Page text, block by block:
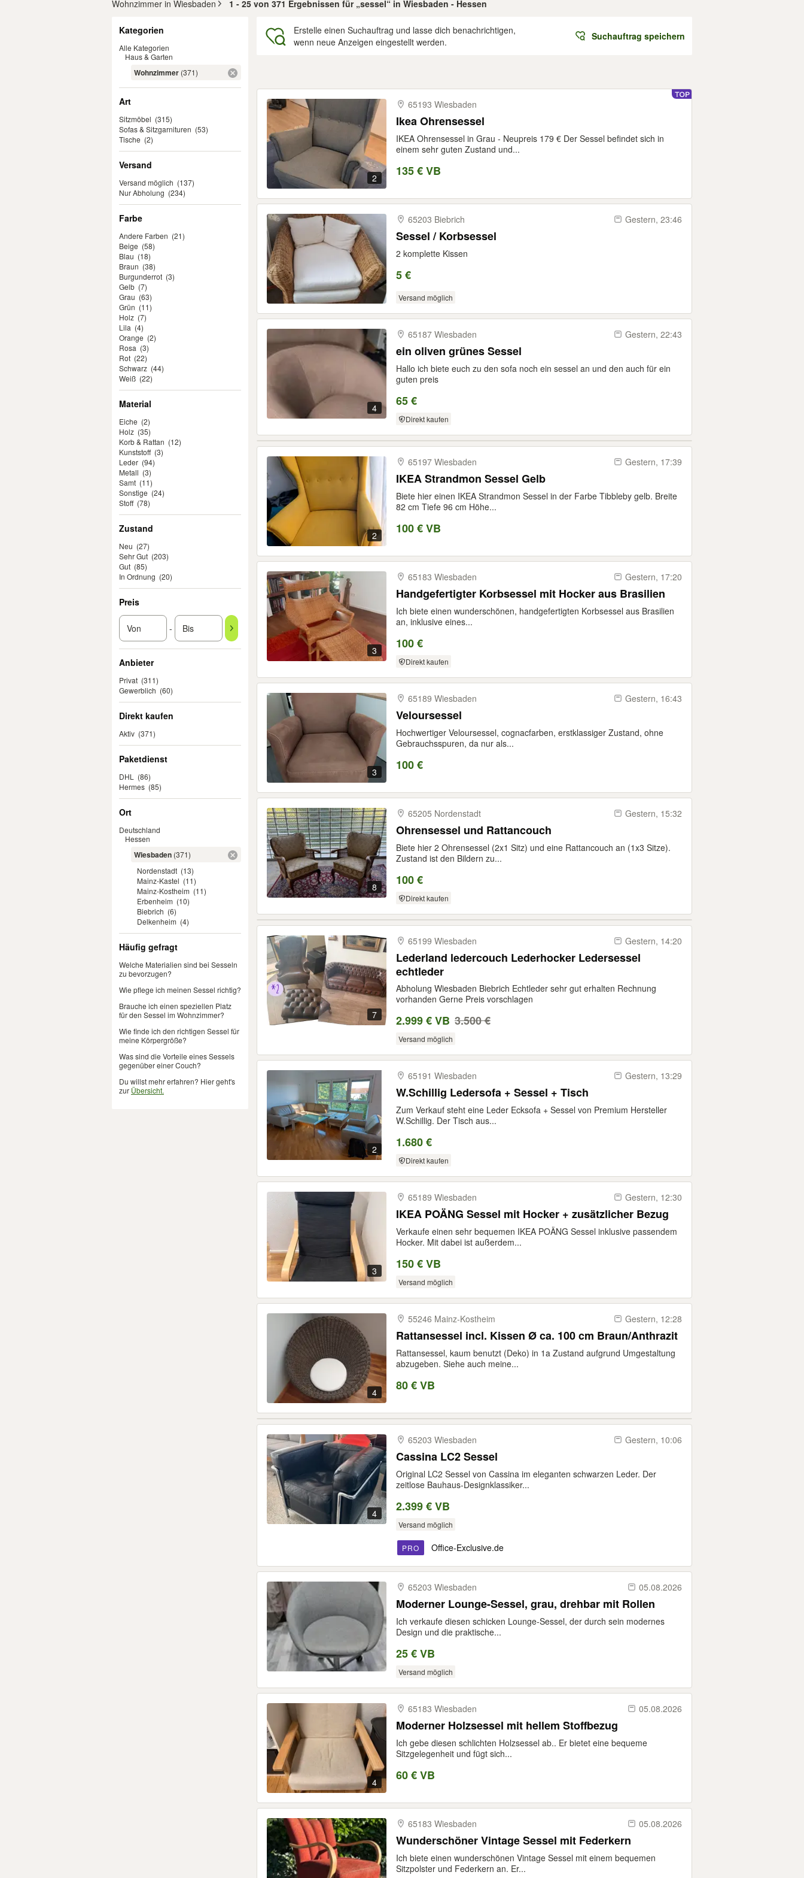
Wohnzimmer in Wiesbaden
1 - 25 von 371 Ergebnissen für „sessel“ in Wiesbaden - Hessen
Kategorien
Alle Kategorien
Haus & Garten
Wohnzimmer (371)
Art
Sitzmöbel (315)
Sofas & Sitzgarnituren (53)
Tische (2)
Versand
Versand möglich (137)
Nur Abholung (234)
Farbe
Andere Farben (21)
Beige (58)
Blau (18)
Braun (38)
Burgunderrot (3)
Gelb (7)
Grau (63)
Grün (11)
Holz (7)
Lila (4)
Orange (2)
Rosa (3)
Rot (22)
Schwarz (44)
Weiß (22)
Material
Eiche (2)
Holz (35)
Korb & Rattan (12)
Kunststoff (3)
Leder (94)
Metall (3)
Samt (11)
Sonstige (24)
Stoff (78)
Zustand
Neu (27)
Sehr Gut (203)
Gut (85)
In Ordnung (20)
Preis
-
Anbieter
Privat (311)
Gewerblich (60)
Direkt kaufen
Aktiv (371)
Paketdienst
DHL
(86)
Hermes (85)
Ort
Deutschland
Hessen
Wiesbaden (371)
Nordenstadt (13)
Mainz-Kastel (11)
Mainz-Kostheim (11)
Erbenheim (10)
Biebrich (6)
Delkenheim (4)
Häufig gefragt
Welche Materialien sind bei Sesseln
zu bevorzugen?
Wie pflege ich meinen Sessel richtig?
Brauche ich einen speziellen Platz
für den Sessel im Wohnzimmer?
Wie finde ich den richtigen Sessel für
meine Körpergröße?
Was sind die Vorteile eines Sessels
gegenüber einer Couch?
Du willst mehr erfahren? Hier geht's
zur Übersicht.
Erstelle einen Suchauftrag und lasse dich benachrichtigen,
wenn neue Anzeigen eingestellt werden.
Suchauftrag speichern
2
65193 Wiesbaden
Ikea Ohrensessel
IKEA Ohrensessel in Grau - Neupreis 179 € Der Sessel befindet sich in
einem sehr guten Zustand und...
135 € VB
65203 Biebrich Gestern, 23:46
Sessel / Korbsessel
2 komplette Kissen
5 €
Versand möglich
4
65187 Wiesbaden Gestern, 22:43
ein oliven grünes Sessel
Hallo ich biete euch zu den sofa noch ein sessel an und den auch für ein
guten preis
65 €
Direkt kaufen
2
65197 Wiesbaden Gestern, 17:39
IKEA Strandmon Sessel Gelb
Biete hier einen IKEA Strandmon Sessel in der Farbe Tibbleby gelb. Breite
82 cm Tiefe 96 cm Höhe...
100 € VB
3
65183 Wiesbaden Gestern, 17:20
Handgefertigter Korbsessel mit Hocker aus Brasilien
Ich biete einen wunderschönen, handgefertigten Korbsessel aus Brasilien
an, inklusive eines...
100 €
Direkt kaufen
3
65189 Wiesbaden Gestern, 16:43
Veloursessel
Hochwertiger Veloursessel, cognacfarben, erstklassiger Zustand, ohne
Gebrauchsspuren, da nur als...
100 €
8
65205 Nordenstadt Gestern, 15:32
Ohrensessel und Rattancouch
Biete hier 2 Ohrensessel (2x1 Sitz) und eine Rattancouch an (1x3 Sitze).
Zustand ist den Bildern zu...
100 €
Direkt kaufen
7
65199 Wiesbaden Gestern, 14:20
Lederland ledercouch Lederhocker Ledersessel
echtleder
Abholung Wiesbaden Biebrich Echtleder sehr gut erhalten Rechnung
vorhanden Gerne Preis vorschlagen
2.999 € VB 3.500 €
Versand möglich
2
65191 Wiesbaden Gestern, 13:29
W.Schillig Ledersofa + Sessel + Tisch
Zum Verkauf steht eine Leder Ecksofa + Sessel von Premium Hersteller
W.Schillig. Der Tisch aus...
1.680 €
Direkt kaufen
3
65189 Wiesbaden Gestern, 12:30
IKEA POÄNG Sessel mit Hocker + zusätzlicher Bezug
Verkaufe einen sehr bequemen IKEA POÄNG Sessel inklusive passendem
Hocker. Mit dabei ist außerdem...
150 € VB
Versand möglich
4
55246 Mainz-​Kostheim Gestern, 12:28
Rattansessel incl. Kissen Ø ca. 100 cm Braun/Anthrazit
Rattansessel, kaum benutzt (Deko) in 1a Zustand aufgrund Umgestaltung
abzugeben. Siehe auch meine...
80 € VB
4
65203 Wiesbaden Gestern, 10:06
Cassina LC2 Sessel
Original LC2 Sessel von Cassina im eleganten schwarzen Leder. Der
zeitlose Bauhaus-Designklassiker...
2.399 € VB
Versand möglich
PRO Office-Exclusive.de
65203 Wiesbaden 05.08.2026
Moderner Lounge-Sessel, grau, drehbar mit Rollen
Ich verkaufe diesen schicken Lounge-Sessel, der durch sein modernes
Design und die praktische...
25 € VB
Versand möglich
4
65183 Wiesbaden 05.08.2026
Moderner Holzsessel mit hellem Stoffbezug
Ich gebe diesen schlichten Holzsessel ab.. Er bietet eine bequeme
Sitzgelegenheit und fügt sich...
60 € VB
65183 Wiesbaden 05.08.2026
Wunderschöner Vintage Sessel mit Federkern
Ich biete einen wunderschönen Vintage Sessel mit einem bequemen
Sitzpolster und Federkern an. Er...